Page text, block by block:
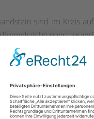
sind im Kreis
den achtstrahligen